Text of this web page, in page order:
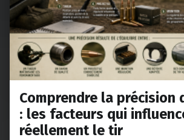
Comprendre la précision
: les facteurs qui
réellement le tir